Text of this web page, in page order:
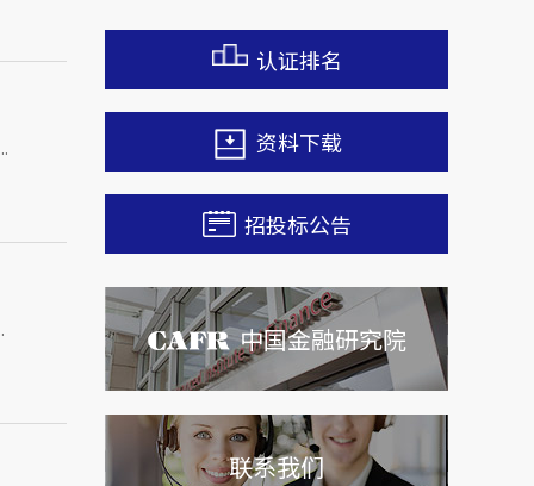
认证排名
资料下载
招投标公告
中国金融研究院
联系我们